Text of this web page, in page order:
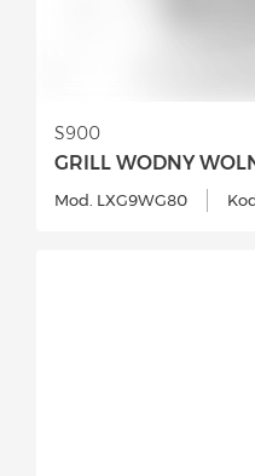
GRILL WODNY
S900
Mod. LXG9WG80